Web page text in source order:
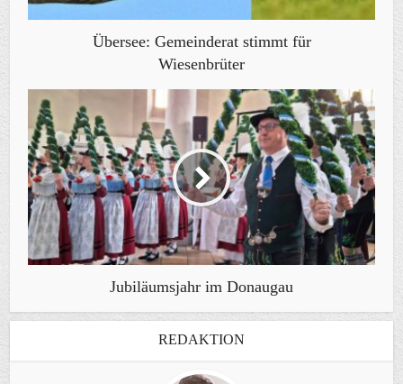
Übersee: Gemeinderat stimmt für
Wiesenbrüter
Jubiläumsjahr im Donaugau
REDAKTION